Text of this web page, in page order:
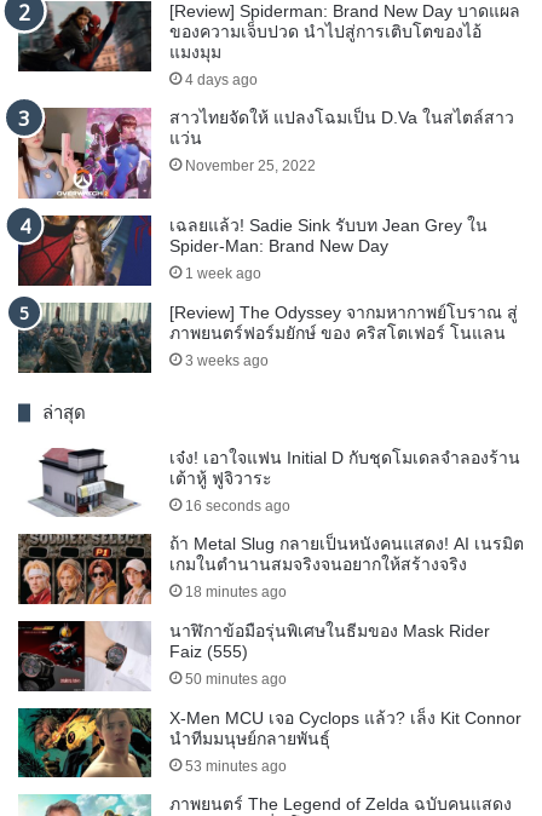
[Review] Spiderman: Brand New Day บาดแผล
ของความเจ็บปวด นำไปสู่การเติบโตของไอ้
แมงมุม
4 days ago
สาวไทยจัดให้ แปลงโฉมเป็น D.Va ในสไตล์สาว
แว่น
November 25, 2022
เฉลยแล้ว! Sadie Sink รับบท Jean Grey ใน
Spider-Man: Brand New Day
1 week ago
[Review] The Odyssey จากมหากาพย์โบราณ สู่
ภาพยนตร์ฟอร์มยักษ์ ของ คริสโตเฟอร์ โนแลน
3 weeks ago
ล่าสุด
เจ๋ง! เอาใจแฟน Initial D กับชุดโมเดลจำลองร้าน
เต้าหู้ ฟูจิวาระ
16 seconds ago
ถ้า Metal Slug กลายเป็นหนังคนแสดง! AI เนรมิต
เกมในตำนานสมจริงจนอยากให้สร้างจริง
18 minutes ago
นาฬิกาข้อมือรุ่นพิเศษในธีมของ Mask Rider
Faiz (555)
50 minutes ago
X-Men MCU เจอ Cyclops แล้ว? เล็ง Kit Connor
นำทีมมนุษย์กลายพันธุ์
53 minutes ago
ภาพยนตร์ The Legend of Zelda ฉบับคนแสดง